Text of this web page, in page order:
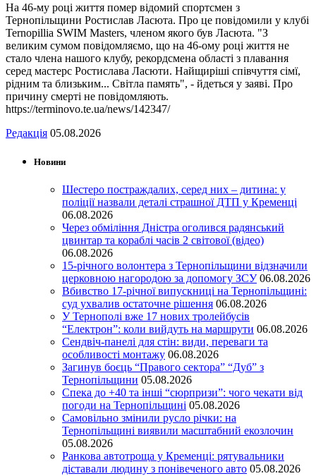
На 46-му році життя помер відомий спортсмен з
Тернопільщини Ростислав Ласюта. Про це повідомили у клубі
Ternopillia SWIM Masters, членом якого був Ласюта. "З
великим сумом повідомляємо, що на 46-ому році життя не
стало члена нашого клубу, рекордсмена області з плавання
серед мастерс Ростислава Ласюти. Найщиріші співчуття сімї,
рідним та близьким... Світла память", - йдеться у заяві. Про
причину смерті не повідомляють.
https://terminovo.te.ua/news/142347/
Редакція 05.08.2026
Новини
Шестеро постраждалих, серед них – дитина: у
поліції назвали деталі страшної ДТП у Кременці
06.08.2026
Через обміління Дністра оголився радянський
цвинтар та кораблі часів 2 світової (відео)
06.08.2026
15-річного волонтера з Тернопільщини відзначили
церковною нагородою за допомогу ЗСУ 06.08.2026
Вбивство 17-річної випускниці на Тернопільщині:
суд ухвалив остаточне рішення 06.08.2026
У Тернополі вже 17 нових тролейбусів
“Електрон”: коли вийдуть на маршрути 06.08.2026
Сендвіч-панелі для стін: види, переваги та
особливості монтажу 06.08.2026
Загинув боєць “Правого сектора” “Дуб” з
Тернопільщини 05.08.2026
Спека до +40 та інші “сюрпризи”: чого чекати від
погоди на Тернопільщині 05.08.2026
Самовільно змінили русло річки: на
Тернопільщині виявили масштабний екозлочин
05.08.2026
Ранкова автотроща у Кременці: рятувальники
діставали людину з понівеченого авто 05.08.2026